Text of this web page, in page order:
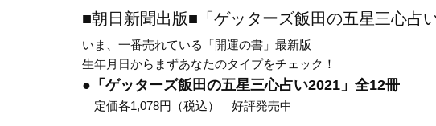
■朝日新聞出版■「ゲッターズ飯田の五星三心占
いま、一番売れている「開運の書」最新版
生年月日からまずあなたのタイプをチェック！
●「ゲッターズ飯田の五星三心占い2021」全12冊
定価各1,078円（税込） 好評発売中